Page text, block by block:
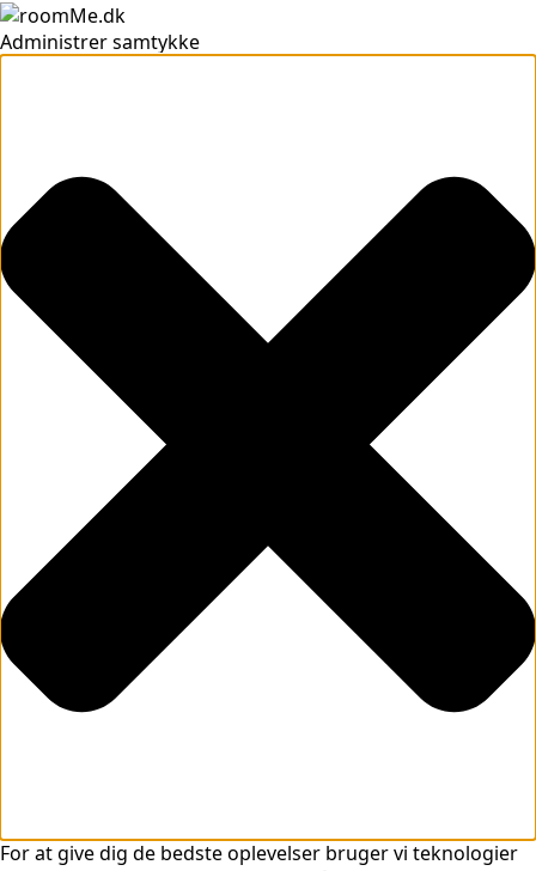
Administrer samtykke
For at give dig de bedste oplevelser bruger vi teknologier